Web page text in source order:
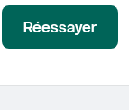
Réessayer